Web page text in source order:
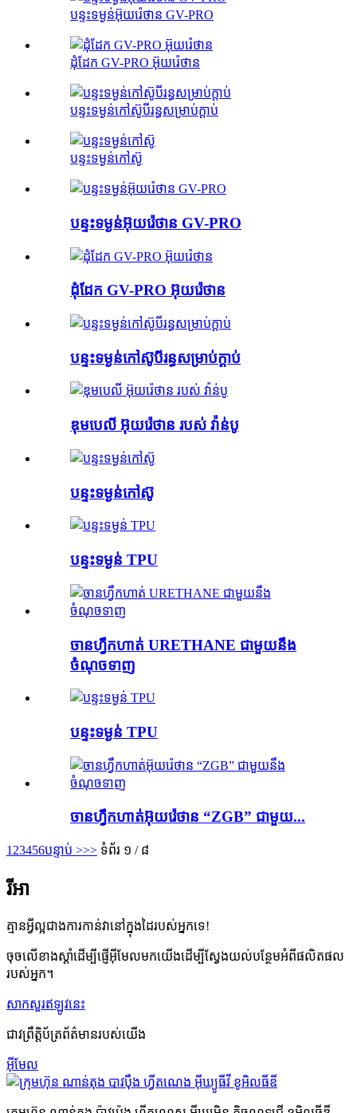
បន្ទះទម្ងន់អ៊ុយរ៉េថាន GV-PRO
ដុំដែក GV-PRO អ៊ុយរ៉េថាន
បន្ទះទម្ងន់កៅស៊ូបីរន្ធសម្រាប់ក្តាប់
បន្ទះទម្ងន់កៅស៊ូ
បន្ទះទម្ងន់អ៊ុយរ៉េថាន GV-PRO
ដុំដែក GV-PRO អ៊ុយរ៉េថាន
បន្ទះទម្ងន់កៅស៊ូបីរន្ធសម្រាប់ក្តាប់
ឌុមបេលី អ៊ុយរ៉េថាន របស់ វ៉ាន់បូ
បន្ទះទម្ងន់កៅស៊ូ
បន្ទះទម្ងន់ TPU
ចានហ្វឹកហាត់ URETHANE ជាមួយនឹង
ចំណុចទាញ
បន្ទះទម្ងន់ TPU
ចានហ្វឹកហាត់អ៊ុយរ៉េថាន “ZGB” ជាមួយ...
1 23456បន្ទាប់ >>> ទំព័រ ១ / ៨
រីអា
គ្មានអ្វីល្អជាងការកាន់វានៅក្នុងដៃរបស់អ្នកទេ!
ចុចលើខាងស្តាំដើម្បីផ្ញើអ៊ីមែលមកយើងដើម្បីស្វែងយល់បន្ថែមអំពីផលិតផល
របស់អ្នក។
សាកសួរឥឡូវនេះ
ជាវព្រឹត្តិប័ត្រព័ត៌មានរបស់យើង
អ៊ីមែល